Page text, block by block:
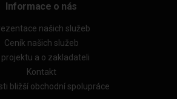
Informace o nás
našich služeb
Ceník našich služeb
projektu a o zakladateli
Kontakt
bližší obchodní spolupráce